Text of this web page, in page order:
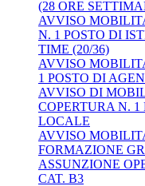
(28 ORE
AVVISO
N. 1 POSTO DI
TIME (20/36)
AVVISO
1 POSTO DI
AVVISO DI
COPERTURA N.
LOCALE
AVVISO
FORMAZIONE
ASSUNZIONE
CAT. B3